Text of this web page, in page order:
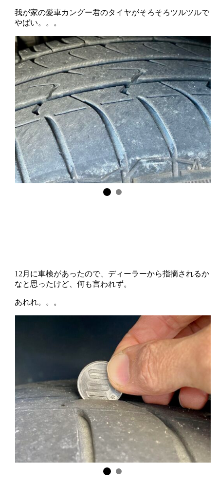
我が家の愛車カングー君のタイヤがそろそろツルツルで
やばい。。。
12月に車検があったので、ディーラーから指摘されるか
なと思ったけど、何も言われず。
あれれ。。。